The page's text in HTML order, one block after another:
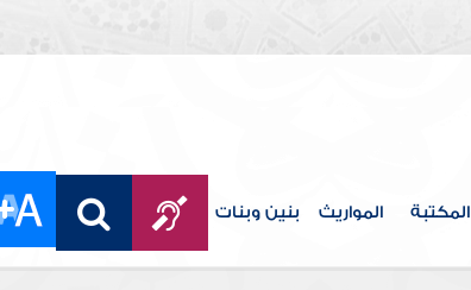
المكتبة المواريث بنين وبنات